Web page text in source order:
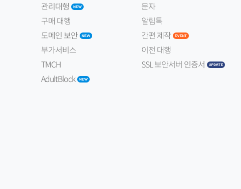
관리대행
구매 대행
도메인 보안
부가서비스
TMCH
AdultBlock
문자
알림톡
간편 제작
이전 대행
SSL 보안서버 인증서